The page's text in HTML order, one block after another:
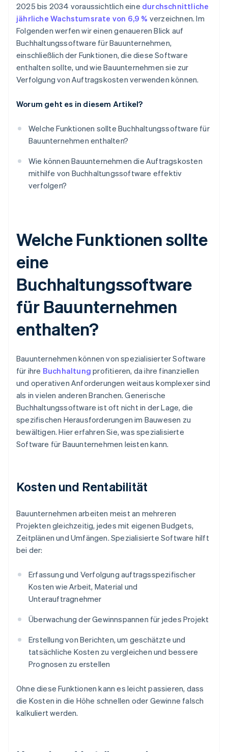
2025 bis 2034 voraussichtlich eine durchschnittliche
jährliche Wachstumsrate von 6,9 % verzeichnen. Im
Folgenden werfen wir einen genaueren Blick auf
Buchhaltungssoftware für Bauunternehmen,
einschließlich der Funktionen, die diese Software
enthalten sollte, und wie Bauunternehmen sie zur
Verfolgung von Auftragskosten verwenden können.
Worum geht es in diesem Artikel?
Welche Funktionen sollte Buchhaltungssoftware für
Bauunternehmen enthalten?
Wie können Bauunternehmen die Auftragskosten
mithilfe von Buchhaltungssoftware effektiv
verfolgen?
Welche Funktionen sollte
eine
Buchhaltungssoftware
für Bauunternehmen
enthalten?
Bauunternehmen können von spezialisierter Software
für ihre Buchhaltung profitieren, da ihre finanziellen
und operativen Anforderungen weitaus komplexer sind
als in vielen anderen Branchen. Generische
Buchhaltungssoftware ist oft nicht in der Lage, die
spezifischen Herausforderungen im Bauwesen zu
bewältigen. Hier erfahren Sie, was spezialisierte
Software für Bauunternehmen leisten kann.
Kosten und Rentabilität
Bauunternehmen arbeiten meist an mehreren
Projekten gleichzeitig, jedes mit eigenen Budgets,
Zeitplänen und Umfängen. Spezialisierte Software hilft
bei der:
Erfassung und Verfolgung auftragsspezifischer
Kosten wie Arbeit, Material und
Unterauftragnehmer
Überwachung der Gewinnspannen für jedes Projekt
Erstellung von Berichten, um geschätzte und
tatsächliche Kosten zu vergleichen und bessere
Prognosen zu erstellen
Ohne diese Funktionen kann es leicht passieren, dass
die Kosten in die Höhe schnellen oder Gewinne falsch
kalkuliert werden.